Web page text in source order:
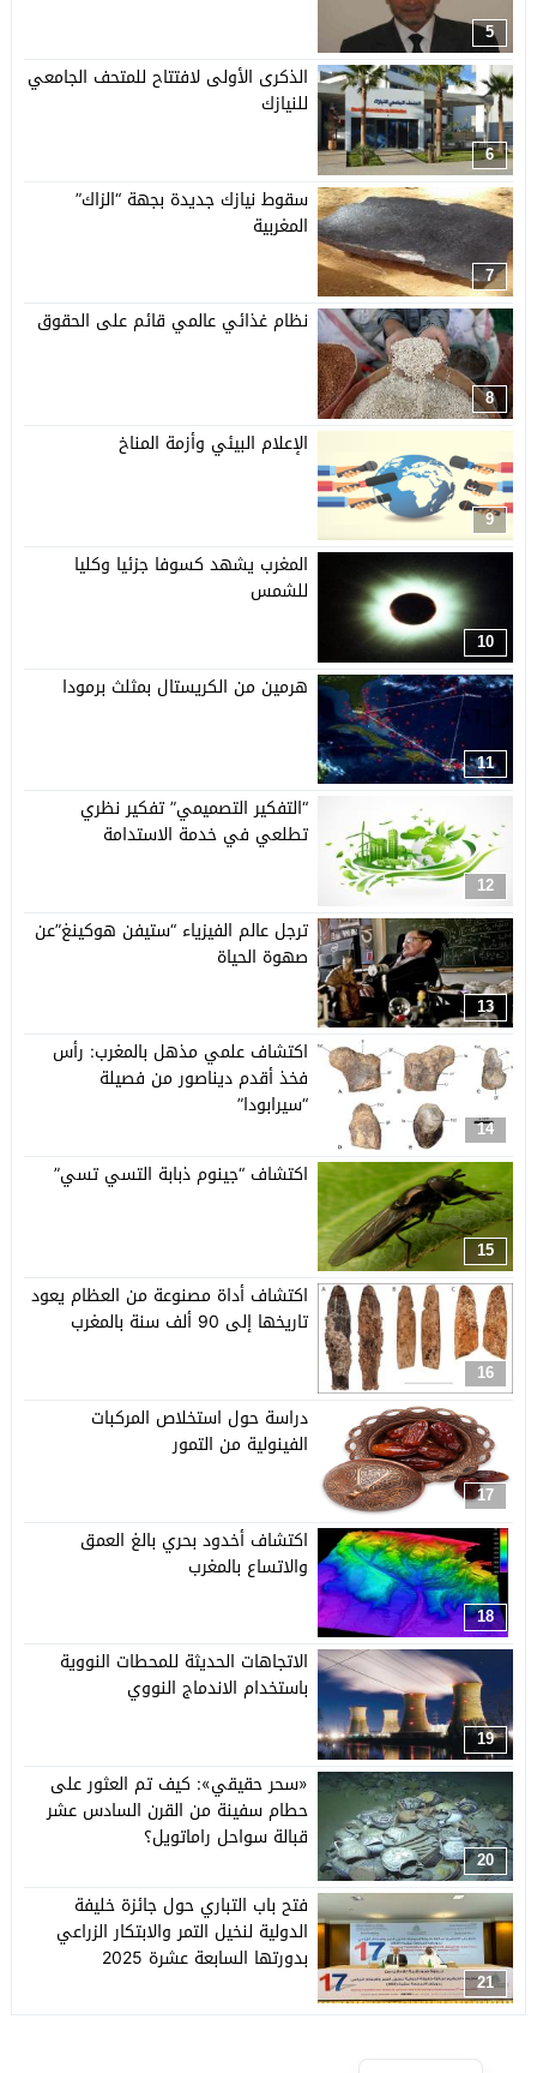
5
6
الذكرى الأولى لافتتاح للمتحف الجامعي
للنيازك
7
سقوط نيازك جديدة بجهة “الزاك”
المغربية
8
نظام غذائي عالمي قائم على الحقوق
9
الإعلام البيئي وأزمة المناخ
10
المغرب يشهد كسوفا جزئيا وكليا
للشمس
11
هرمين من الكريستال بمثلث برمودا
12
“التفكير التصميمي” تفكير نظري
تطلعي في خدمة الاستدامة
13
ترجل عالم الفيزياء “ستيفن هوكينغ”عن
صهوة الحياة
14
اكتشاف علمي مذهل بالمغرب: رأس
فخذ أقدم ديناصور من فصيلة
“سيرابودا”
15
اكتشاف “جينوم ذبابة التسي تسي”
16
اكتشاف أداة مصنوعة من العظام يعود
تاريخها إلى 90 ألف سنة بالمغرب
17
دراسة حول استخلاص المركبات
الفينولية من التمور
18
اكتشاف أخدود بحري بالغ العمق
والاتساع بالمغرب
19
الاتجاهات الحديثة للمحطات النووية
باستخدام الاندماج النووي
20
«سحر حقيقي»: كيف تم العثور على
حطام سفينة من القرن السادس عشر
قبالة سواحل راماتويل؟
21
فتح باب التباري حول جائزة خليفة
الدولية لنخيل التمر والابتكار الزراعي
بدورتها السابعة عشرة 2025